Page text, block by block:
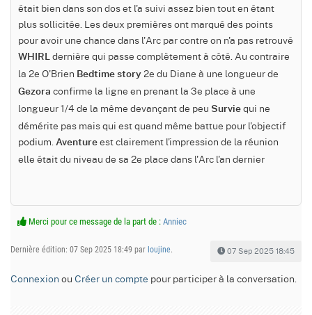
était bien dans son dos et l'a suivi assez bien tout en étant
plus sollicitée. Les deux premières ont marqué des points
pour avoir une chance dans l'Arc par contre on n'a pas retrouvé
WHIRL dernière qui passe complètement à côté. Au contraire
la 2e O'Brien Bedtime story 2e du Diane à une longueur de
Gezora confirme la ligne en prenant la 3e place à une
longueur 1/4 de la même devançant de peu Survie qui ne
démérite pas mais qui est quand même battue pour l'objectif
podium. Aventure est clairement l'impression de la réunion
elle était du niveau de sa 2e place dans l'Arc l'an dernier
Merci pour ce message de la part de : Anniec
Dernière édition: 07 Sep 2025 18:49 par loujine. 07 Sep 2025 18:45
Connexion ou Créer un compte pour participer à la conversation.